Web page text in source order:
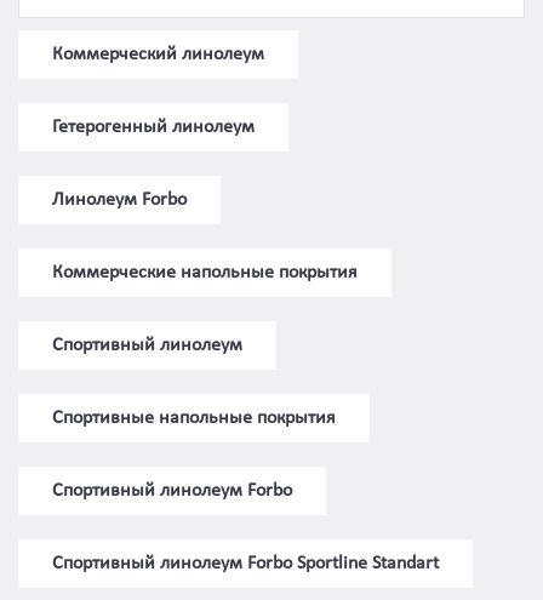
Коммерческий линолеум
Гетерогенный линолеум
Линолеум Forbo
Коммерческие напольные покрытия
Спортивный линолеум
Спортивные напольные покрытия
Спортивный линолеум Forbo
Спортивный линолеум Forbo Sportline Standart